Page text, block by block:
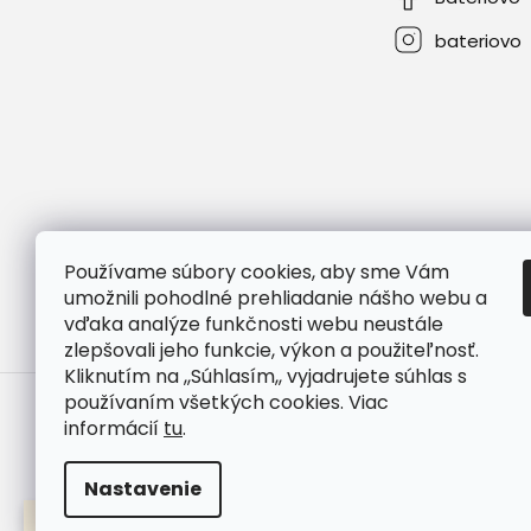
Používame súbory cookies, aby sme Vám
umožnili pohodlné prehliadanie nášho webu a
vďaka analýze funkčnosti webu neustále
zlepšovali jeho funkcie, výkon a použiteľnosť.
Kliknutím na ,,Súhlasím,, vyjadrujete súhlas s
používaním všetkých cookies. Viac
informácií tu.
Nastavenie
POŠTOVNÉ ZADARMO PRI OBJEDNÁVKE NAD 298 € (NEVZŤAHUJE SA NA
bateriovo
Copyright 2026
Grafický návrh vytvořil a nakódoval